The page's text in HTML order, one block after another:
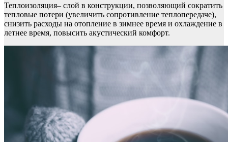
Теплоизоляция– слой в конструкции, позволяющий сократить
тепловые потери (увеличить сопротивление теплопередаче),
снизить расходы на отопление в зимнее время и охлаждение в
летнее время, повысить акустический комфорт.